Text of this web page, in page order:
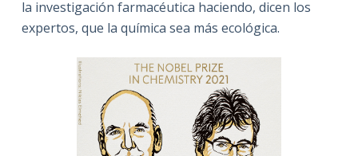
la investigación farmacéutica haciendo, dicen los
expertos, que la química sea más ecológica.